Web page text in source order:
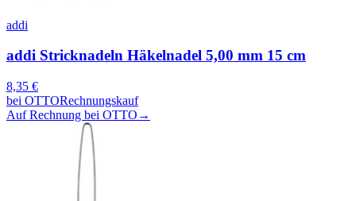
addi
addi Stricknadeln Häkelnadel 5,00 mm 15 cm
8,35 €
bei OTTORechnungskauf
Auf Rechnung bei OTTO →